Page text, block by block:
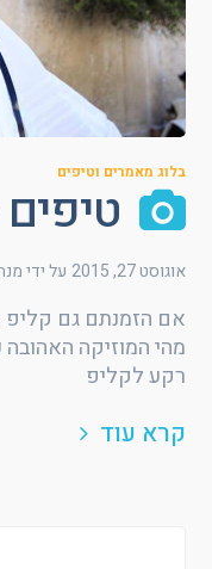
בלוג מאמרים וטיפים
אוגוסט 27, 2015 על ידי
אם הזמנתם גם
מהי המוזיקה
רקע לקליפ
קרא עוד